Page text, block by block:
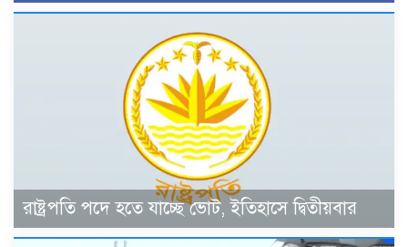
রাষ্ট্রপতি পদে হতে যাচ্ছে ভোট, ইতিহাসে দ্বিতীয়বার